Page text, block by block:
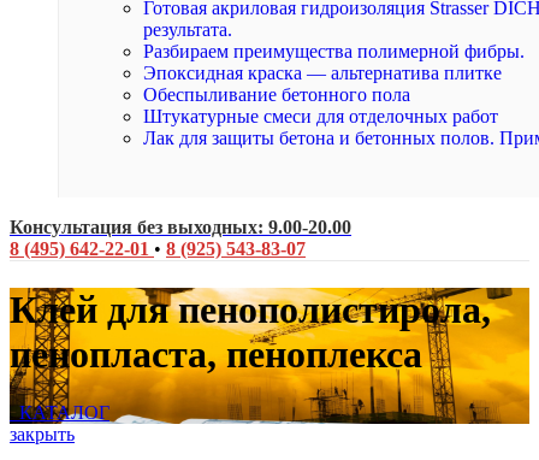
Готовая акриловая гидроизоляция Strasser
результата.
Разбираем преимущества полимерной фибры.
Эпоксидная краска — альтернатива плитке
Обеспыливание бетонного пола
Штукатурные смеси для отделочных работ
Лак для защиты бетона и бетонных полов.
Консультация без выходных: 9.00-20.00
8 (495) 642-22-01 • 8 (925) 543-83-07
Клей для пенополистирола,
пенопласта, пеноплекса
КАТАЛОГ
закрыть